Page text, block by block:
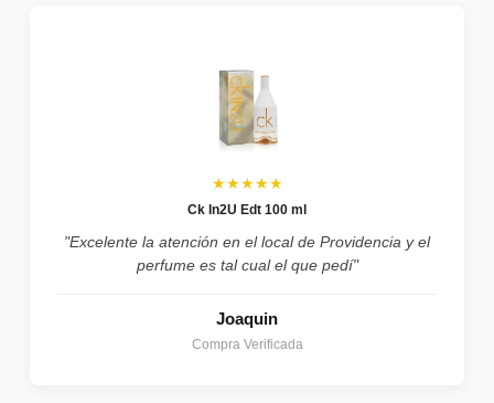
★★★★★
Ck In2U Edt 100 ml
"Excelente la atención en el local de Providencia y el
perfume es tal cual el que pedí"
Joaquin
Compra Verificada